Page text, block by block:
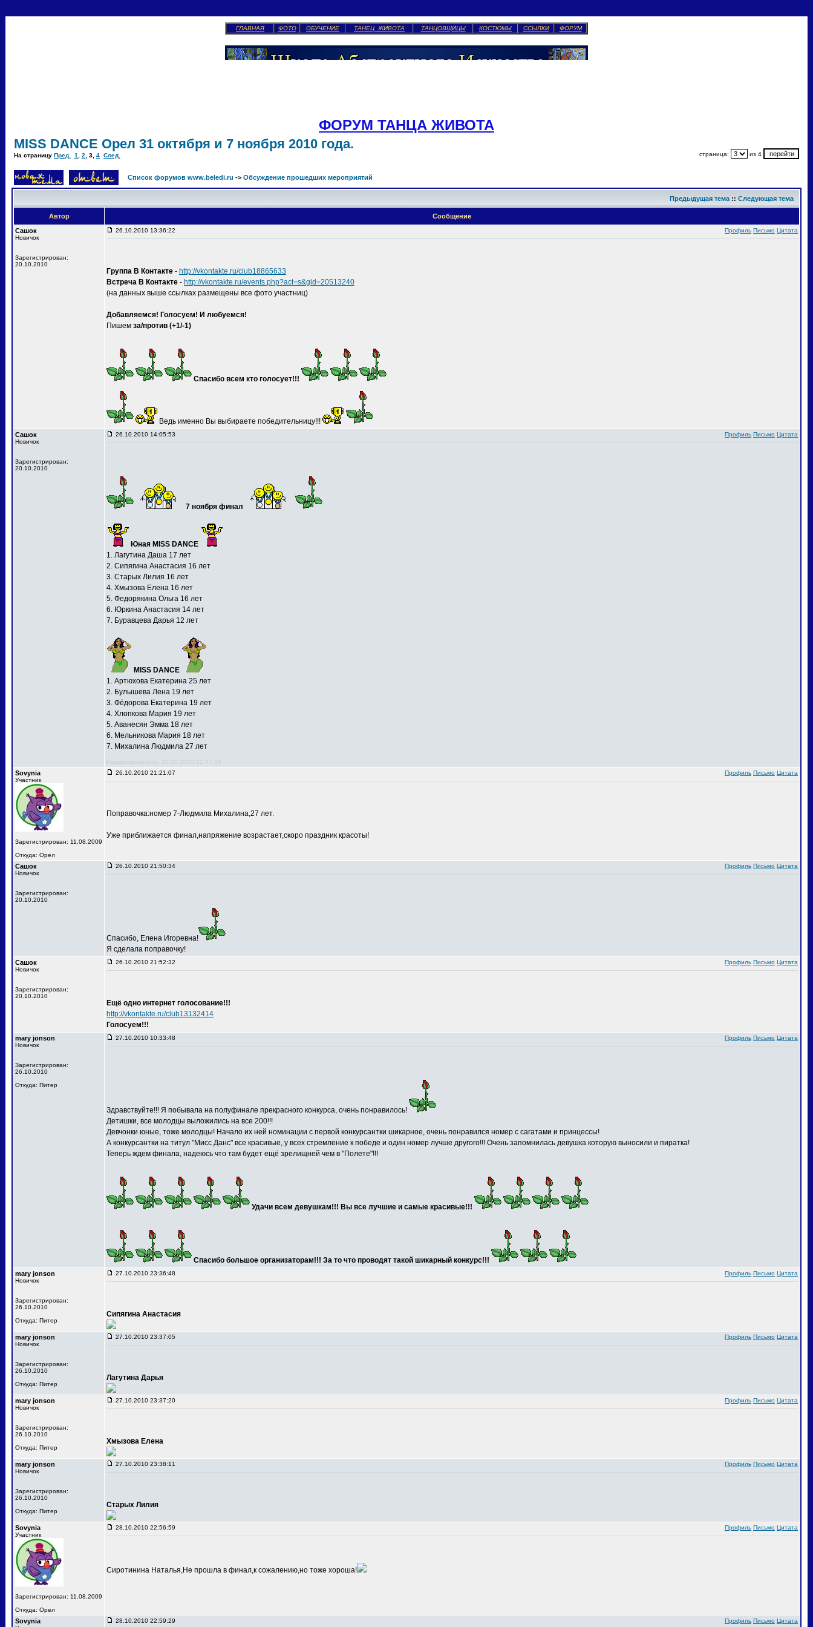
ГЛАВНАЯ ФОТО ОБУЧЕНИЕ ТАНЕЦ ЖИВОТА ТАНЦОВЩИЦЫ КОСТЮМЫ ССЫЛКИ ФОРУМ
ФОРУМ ТАНЦА ЖИВОТА
MISS DANCE Орел 31 октября и 7 ноября 2010 года.
На страницу Пред. 1 2 3 4 След. страница: из 4
Список форумов www.beledi.ru -> Обсуждение прошедших мероприятий
Предыдущая тема :: Следующая тема
Автор
Сообщение
Сашок
Новичок
Зарегистрирован:
20.10.2010
26.10.2010 13:36:22 Профиль Письмо Цитата
Группа В Контакте - http://vkontakte.ru/club18865633
Встреча В Контакте - http://vkontakte.ru/events.php?act=s&gid=20513240
(на данных выше ссылках размещены все фото участниц)
Добавляемся! Голосуем! И любуемся!
Пишем за/против (+1/-1)
Спасибо всем кто голосует!!!
Ведь именно Вы выбираете победительницу!!!
Сашок
Новичок
Зарегистрирован:
20.10.2010
26.10.2010 14:05:53 Профиль Письмо Цитата
7 ноября финал
Юная MISS DANCE
1. Лагутина Даша 17 лет
2. Сипягина Анастасия 16 лет
3. Старых Лилия 16 лет
4. Хмызова Елена 16 лет
5. Федорякина Ольга 16 лет
6. Юркина Анастасия 14 лет
7. Буравцева Дарья 12 лет
MISS DANCE
1. Артюхова Екатерина 25 лет
2. Булышева Лена 19 лет
3. Фёдорова Екатерина 19 лет
4. Хлопкова Мария 19 лет
5. Аванесян Эмма 18 лет
6. Мельникова Мария 18 лет
7. Михалина Людмила 27 лет
Редактировалось: 26.10.2010 21:47:36
Sovynia
Участник
Зарегистрирован: 11.08.2009
Откуда: Орел
26.10.2010 21:21:07 Профиль Письмо Цитата
Поправочка:номер 7-Людмила Михалина,27 лет.
Уже приближается финал,напряжение возрастает,скоро праздник красоты!
Сашок
Новичок
Зарегистрирован:
20.10.2010
26.10.2010 21:50:34 Профиль Письмо Цитата
Спасибо, Елена Игоревна!
Я сделала поправочку!
Сашок
Новичок
Зарегистрирован:
20.10.2010
26.10.2010 21:52:32 Профиль Письмо Цитата
Ещё одно интернет голосование!!!
http://vkontakte.ru/club13132414
Голосуем!!!
mary jonson
Новичок
Зарегистрирован:
26.10.2010
Откуда: Питер
27.10.2010 10:33:48 Профиль Письмо Цитата
Здравствуйте!!! Я побывала на полуфинале прекрасного конкурса, очень понравилось!
Детишки, все молодцы выложились на все 200!!!
Девчонки юные, тоже молодцы! Начало их ней номинации с первой конкурсантки шикарное, очень понравился номер с сагатами и принцессы!
А конкурсантки на титул "Мисс Данс" все красивые, у всех стремление к победе и один номер лучше другого!!! Очень запомнилась девушка которую выносили и пиратка!
Теперь ждем финала, надеюсь что там будет ещё зрелищней чем в "Полете"!!!
Удачи всем девушкам!!! Вы все лучшие и самые красивые!!!
Спасибо большое организаторам!!! За то что проводят такой шикарный конкурс!!!
mary jonson
Новичок
Зарегистрирован:
26.10.2010
Откуда: Питер
27.10.2010 23:36:48 Профиль Письмо Цитата
Сипягина Анастасия
mary jonson
Новичок
Зарегистрирован:
26.10.2010
Откуда: Питер
27.10.2010 23:37:05 Профиль Письмо Цитата
Лагутина Дарья
mary jonson
Новичок
Зарегистрирован:
26.10.2010
Откуда: Питер
27.10.2010 23:37:20 Профиль Письмо Цитата
Хмызова Елена
mary jonson
Новичок
Зарегистрирован:
26.10.2010
Откуда: Питер
27.10.2010 23:38:11 Профиль Письмо Цитата
Старых Лилия
Sovynia
Участник
Зарегистрирован: 11.08.2009
Откуда: Орел
28.10.2010 22:56:59 Профиль Письмо Цитата
Сиротинина Наталья,Не прошла в финал,к сожалению,но тоже хороша!
Sovynia 28.10.2010 22:59:29 Профиль Письмо Цитата